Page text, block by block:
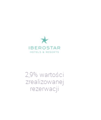
2,9% wartości
zrealizowanej
rezerwacji